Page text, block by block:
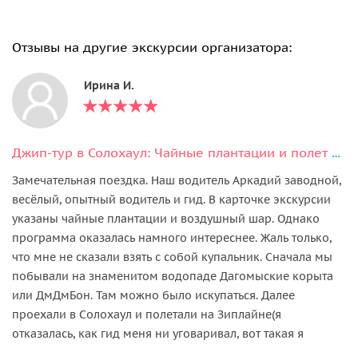
Отзывы на другие экскурсии организатора:
Ирина И.
Джип-тур в Солохаул: Чайные плантации и полет на воздушном шаре
Замечательная поездка. Наш водитель Аркадий заводной,
весёлый, опытный водитель и гид. В карточке экскурсии
указаны чайные плантации и воздушный шар. Однако
программа оказалась намного интереснее. Жаль только,
что мне не сказали взять с собой купальник. Сначала мы
побывали на знаменитом водопаде Дагомыские корыта
или ДмДмБон. Там можно было искупаться. Далее
проехали в Солохаул и полетали на Зиплайне(я
отказалась, как гид меня ни уговаривал, вот такая я